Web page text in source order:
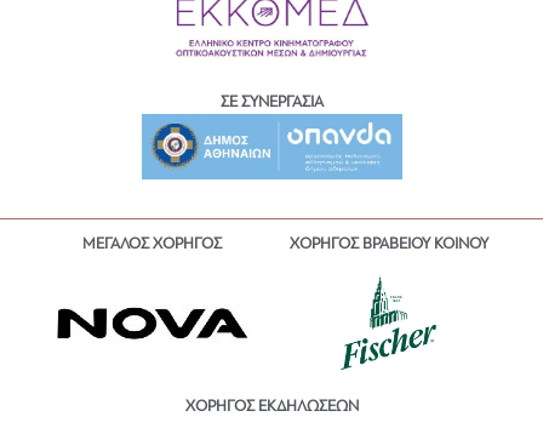
ΣΕ ΣΥΝΕΡΓΑΣΙΑ
ΜΕΓΑΛΟΣ ΧΟΡΗΓΟΣ ΧΟΡΗΓΟΣ ΒΡΑΒΕΙΟΥ ΚΟΙΝΟΥ
ΧΟΡΗΓΟΣ ΕΚΔΗΛΩΣΕΩΝ